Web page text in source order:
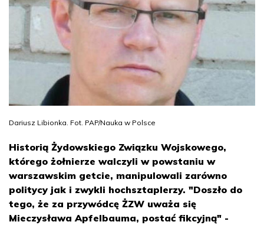
Dariusz Libionka. Fot. PAP/Nauka w Polsce
Historią Żydowskiego Związku Wojskowego,
którego żołnierze walczyli w powstaniu w
warszawskim getcie, manipulowali zarówno
politycy jak i zwykli hochsztaplerzy. "Doszło do
tego, że za przywódcę ŻZW uważa się
Mieczysława Apfelbauma, postać fikcyjną" -